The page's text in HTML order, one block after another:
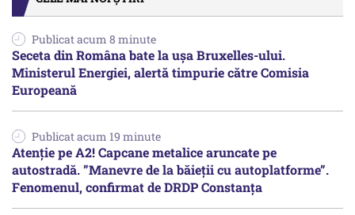
Publicat acum 8 minute
Seceta din Româna bate la ușa Bruxelles-ului.
Ministerul Energiei, alertă timpurie către Comisia
Europeană
Publicat acum 19 minute
Atenție pe A2! Capcane metalice aruncate pe
autostradă. ”Manevre de la băieții cu autoplatforme”.
Fenomenul, confirmat de DRDP Constanța